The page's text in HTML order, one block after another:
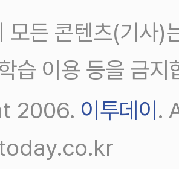
모든 콘텐츠(기사)
습 이용 등을 금지
2006. 이투데이.